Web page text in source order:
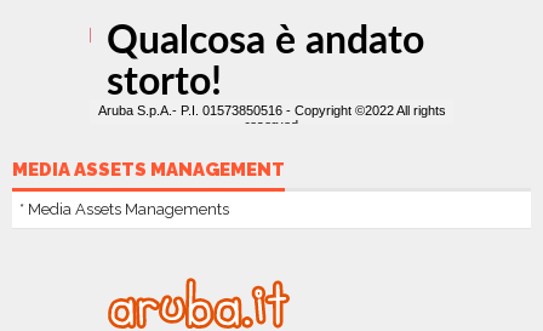
MEDIA ASSETS MANAGEMENT
* Media Assets Managements